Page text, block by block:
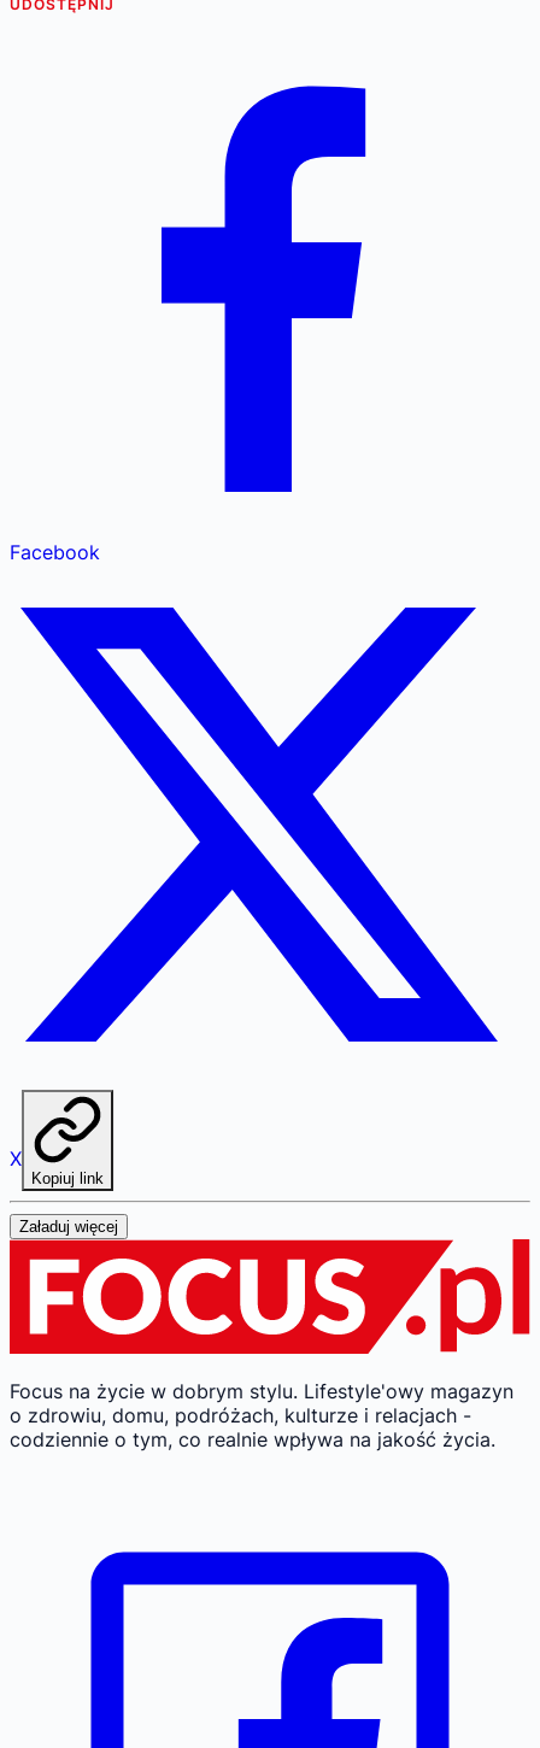
UDOSTĘPNIJ
Facebook
X
Kopiuj link
Załaduj więcej
Focus na życie w dobrym stylu. Lifestyle'owy magazyn
o zdrowiu, domu, podróżach, kulturze i relacjach -
codziennie o tym, co realnie wpływa na jakość życia.